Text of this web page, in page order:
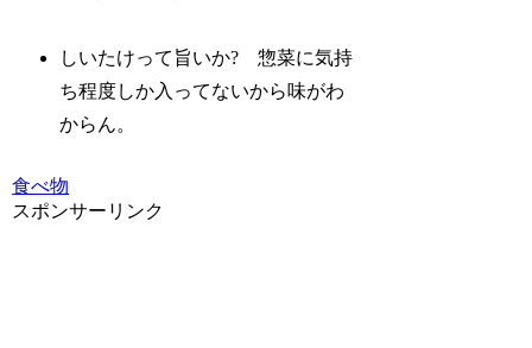
しいたけって旨いか? 惣菜に気持
ち程度しか入ってないから味がわ
からん。
食べ物
スポンサーリンク